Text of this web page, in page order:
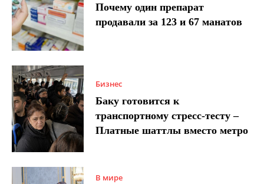
Почему один препарат
продавали за 123 и 67 манатов
Бизнес
Баку готовится к
транспортному стресс-тесту –
Платные шаттлы вместо метро
В мире